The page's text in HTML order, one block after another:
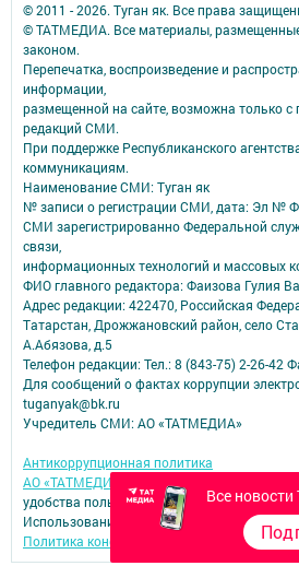
Все новости
© 2011 - 2026. Туган як. Все права
© ТАТМЕДИА. Все материалы,
законом.
Перепечатка, воспроизведение и
информации,
размещенной на сайте, возможна только с
редакций СМИ.
При поддержке Республиканского
коммуникациям.
Наименование СМИ: Туган як
№ записи о регистрации СМИ, дата: Эл №
СМИ зарегистрированно Федеральной
связи,
информационных технологий и массовых
ФИО главного редактора: Фаизова Гулия
Адрес редакции: 422470, Российская
Татарстан, Дрожжановский район, село
А.Абязова, д.5
Телефон редакции: Тел.: 8 (843-75) 2-26-42
Для сообщений о фактах коррупции
tuganyak@bk.ru
Учредитель СМИ: АО «ТАТМЕДИА»
Антикоррупционная политика
АО «ТАТМЕДИА» использует «cookie»
для
удобства пользователей сайтом.
Использование «cookie» можно отменить в
Политика конфиденциальности